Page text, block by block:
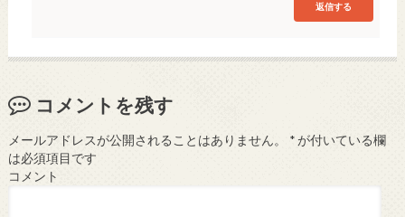
返信する
コメントを残す
メールアドレスが公開されることはありません。 *が付いている欄
は必須項目です
コメント